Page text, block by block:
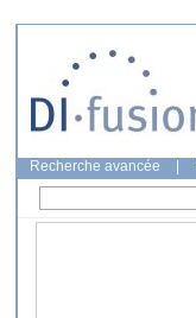
Recherche avancée